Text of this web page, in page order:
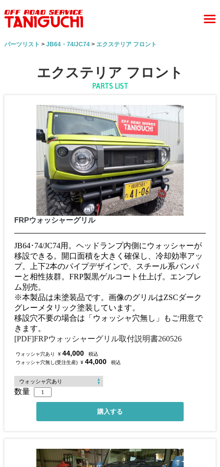
パーツリスト > JB64・74/JC74 > エクステリア フロント
エクステリア フロント
PARTS LIST
FRPウォッシャーグリル
JB64･74/JC74用。ヘッドランプ内側にウォッシャーが
移設できる。開口面積を大きく確保し、冷却効率アッ
プ。上下2本のパイプデザインで、スチール系バンパ
ーと相性抜群。FRP製黒ゲルコート仕上げ。エンブレ
ム別売。
※本製品は未塗装品です。画像のグリルはZSCダーク
グレーメタリック塗装しています。
移設穴不要の場合は「ウォッシャ穴無し」もご用意で
きます。
[PDF]FRPウォッシャーグリル取付説明書260526
ウォッシャ穴あり ¥ 44,000
税込
ウォッシャ穴無し(受注生産) ¥ 44,000 税込
数量